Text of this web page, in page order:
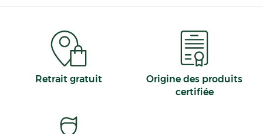
Retrait gratuit
Origine des produits
certifiée